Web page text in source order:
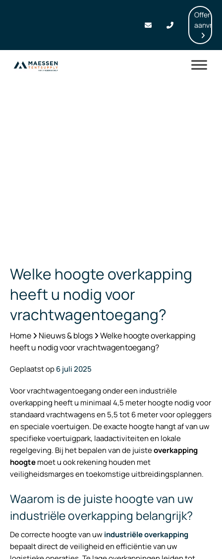
Offerte
Welke hoogte overkapping
heeft u nodig voor
vrachtwagentoegang?
Home Nieuws & blogs
Welke hoogte overkapping
heeft u nodig voor vrachtwagentoegang?
Geplaatst op6 juli 2025
Voor vrachtwagentoegang onder een industriële
overkapping heeft u minimaal 4,5 meter hoogte nodig voor
standaard vrachtwagens en 5,5 tot 6 meter voor opleggers
en speciale voertuigen. De exacte hoogte hangt af van uw
specifieke voertuigpark, laadactiviteiten en lokale
regelgeving. Bij het bepalen van de juisteoverkapping
hoogtemoet u ook rekening houden met
veiligheidsmarges en toekomstige uitbreidingsplannen.
Waarom is de juiste hoogte van uw
industriële overkapping belangrijk?
De correcte hoogte van uw industriële overkapping
bepaalt direct de veiligheid en efficiëntie van uw